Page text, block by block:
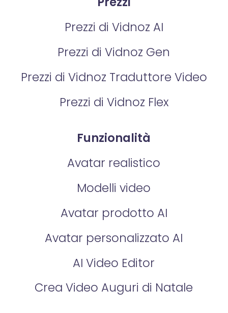
Prezzi di Vidnoz AI
Prezzi di Vidnoz Gen
Prezzi di Vidnoz Traduttore Video
Prezzi di Vidnoz Flex
Funzionalità
Avatar realistico
Modelli video
Avatar prodotto AI
Avatar personalizzato AI
AI Video Editor
Crea Video Auguri di Natale